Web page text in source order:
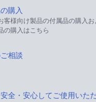
購入
客様向け製品の付属品の購入
の購入はこちら
相談
全・安心してご使用いた